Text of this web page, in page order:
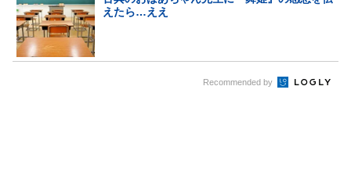
えたら…ええ
Recommended by